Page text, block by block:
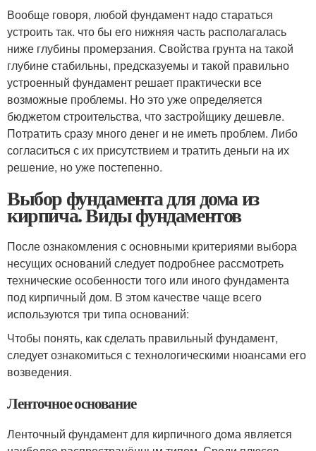
Вообще говоря, любой фундамент надо стараться
устроить так. что бы его нижняя часть располагалась
ниже глубины промерзания. Свойства грунта на такой
глубине стабильны, предсказуемы и такой правильно
устроенный фундамент решает практически все
возможные проблемы. Но это уже определяется
бюджетом строительства, что застройщику дешевле.
Потратить сразу много денег и не иметь проблем. Либо
согласиться с их присутствием и тратить деньги на их
решение, но уже постепенно.
Выбор фундамента для дома из
кирпича. Виды фундаментов
После ознакомления с основными критериями выбора
несущих оснований следует подробнее рассмотреть
технические особенности того или иного фундамента
под кирпичный дом. В этом качестве чаще всего
используются три типа оснований:
Чтобы понять, как сделать правильный фундамент,
следует ознакомиться с технологическими нюансами его
возведения.
Ленточное основание
Ленточный фундамент для кирпичного дома является